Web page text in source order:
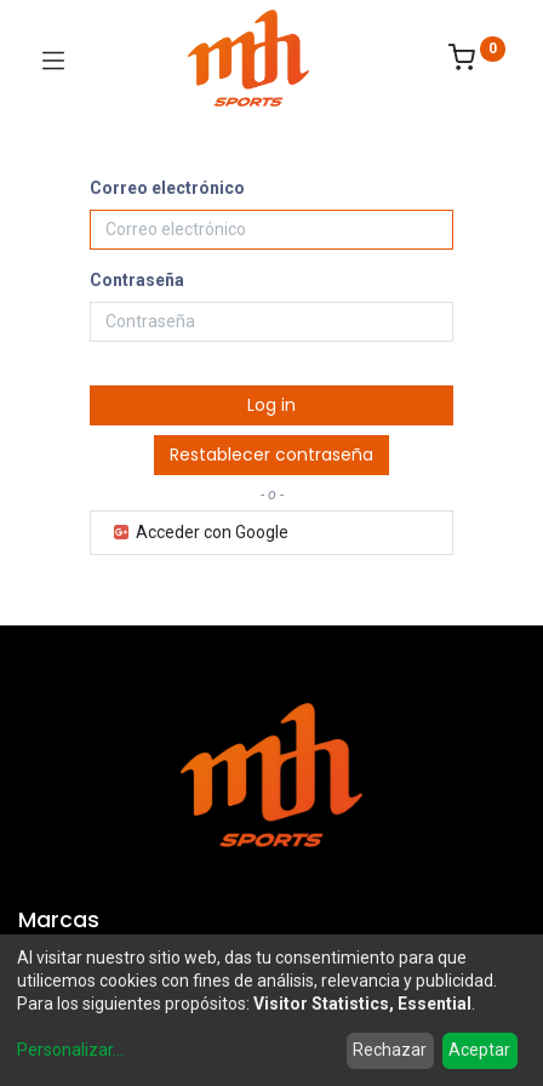
Wishlist Account
0
Correo electrónico
Contraseña
Log in
Restablecer contraseña
- o -
Acceder con Google
Marcas
Troy Lee Designs
100%
Airoh
Mazawi
SIDI
Al visitar nuestro sitio web, das tu consentimiento para que
utilicemos cookies con fines de análisis, relevancia y publicidad.
Para los siguientes propósitos: Visitor Statistics, Essential
Personalizar... Rechazar Aceptar